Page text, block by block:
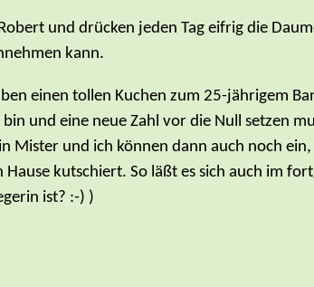
und drücken jeden Tag eifrig die
kann.
einen tollen Kuchen zum 25-jährigem
und eine neue Zahl vor die Null setzen
Mister und ich können dann auch noch
Hause kutschiert. So läßt es sich auch im
ist? :-) )